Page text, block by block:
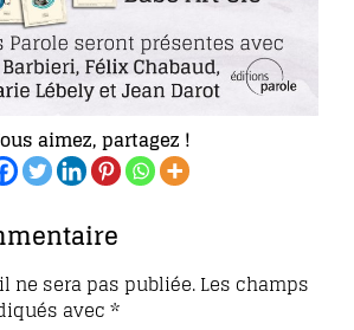
aimez, partagez !
ne sera pas publiée.Les champs
avec*